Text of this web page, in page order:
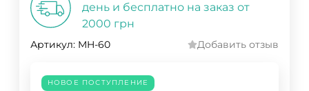
день и бесплатно на заказ от
2000 грн
Артикул: MH-60 Добавить отзыв
НОВОЕ ПОСТУПЛЕНИЕ